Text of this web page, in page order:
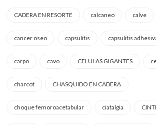
CADERA EN RESORTE calcaneo calve
cancer oseo capsulitis capsulitis
carpo cavo CELULAS GIGANTES
charcot CHASQUIDO EN CADERA
choque femoroacetabular ciatalgia